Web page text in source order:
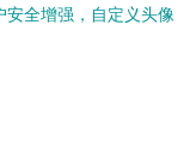
安全增强，自定义头像